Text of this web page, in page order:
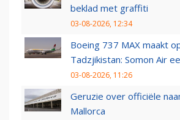
beklad met graffiti
03-08-2026, 12:34
Boeing 737 MAX maakt
Tadzjikistan: Somon Air
03-08-2026, 11:26
Geruzie over officiële
Mallorca